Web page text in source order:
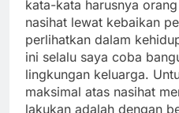
kata-kata harusnya
nasihat lewat kebaikan
perlihatkan dalam
ini selalu saya coba
lingkungan keluarga.
maksimal atas nasihat
lakukan adalah dengan